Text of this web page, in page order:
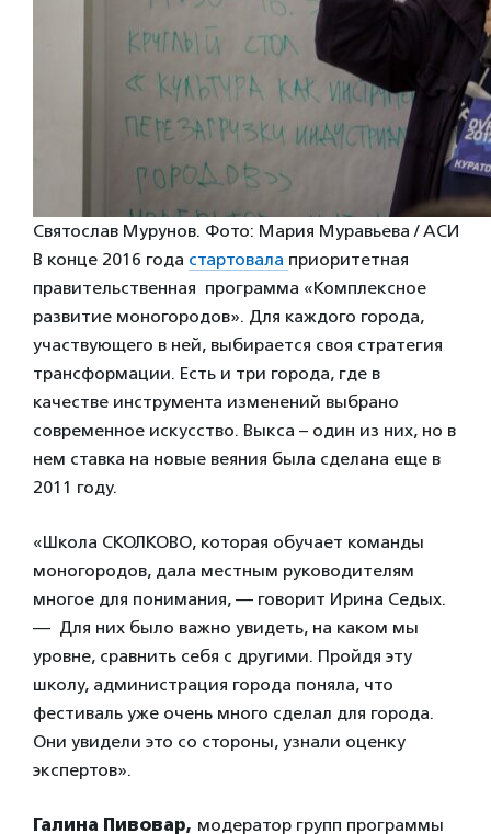
Святослав Мурунов. Фото: Мария Муравьева / АСИ
В конце 2016 года стартовала приоритетная
правительственная программа «Комплексное
развитие моногородов». Для каждого города,
участвующего в ней, выбирается своя стратегия
трансформации. Есть и три города, где в
качестве инструмента изменений выбрано
современное искусство. Выкса – один из них, но в
нем ставка на новые веяния была сделана еще в
2011 году.
«Школа СКОЛКОВО, которая обучает команды
моногородов, дала местным руководителям
многое для понимания, — говорит Ирина Седых.
— Для них было важно увидеть, на каком мы
уровне, сравнить себя с другими. Пройдя эту
школу, администрация города поняла, что
фестиваль уже очень много сделал для города.
Они увидели это со стороны, узнали оценку
экспертов».
Галина Пивовар, модератор групп программы